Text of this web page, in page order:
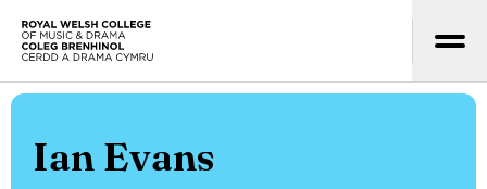
Neidio i’r prif gynnwys
Ian Evans